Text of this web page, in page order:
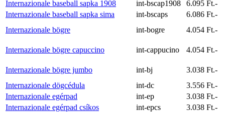
Internazionale baseball sapka 1908
int-bscap1908
6.095 Ft.-
Internazionale baseball sapka sima
int-bscaps
6.086 Ft.-
Internazionale bögre
int-bogre 4.054 Ft.-
Internazionale bögre capuccino int-cappucino 4.054 Ft.-
Internazionale bögre jumbo int-bj
3.038 Ft.-
Internazionale dögcédula
int-dc
3.556 Ft.-
Internazionale egérpad
int-ep
3.038 Ft.-
Internazionale egérpad csíkos
int-epcs
3.038 Ft.-